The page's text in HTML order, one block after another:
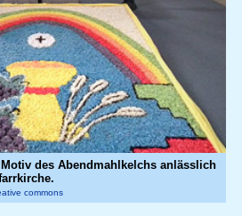
des Abendmahlkelchs anlässlich
commons